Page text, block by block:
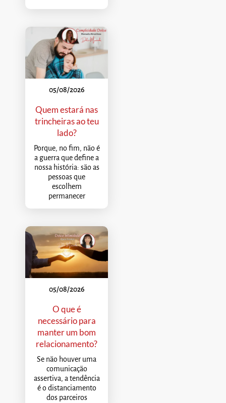
05/08/2026
Quem estará nas
trincheiras ao teu
lado?
Porque, no fim, não é
a guerra que define a
nossa história: são as
pessoas que
escolhem
permanecer
05/08/2026
O que é
necessário para
manter um bom
relacionamento?
Se não houver uma
comunicação
assertiva, a tendência
é o distanciamento
dos parceiros